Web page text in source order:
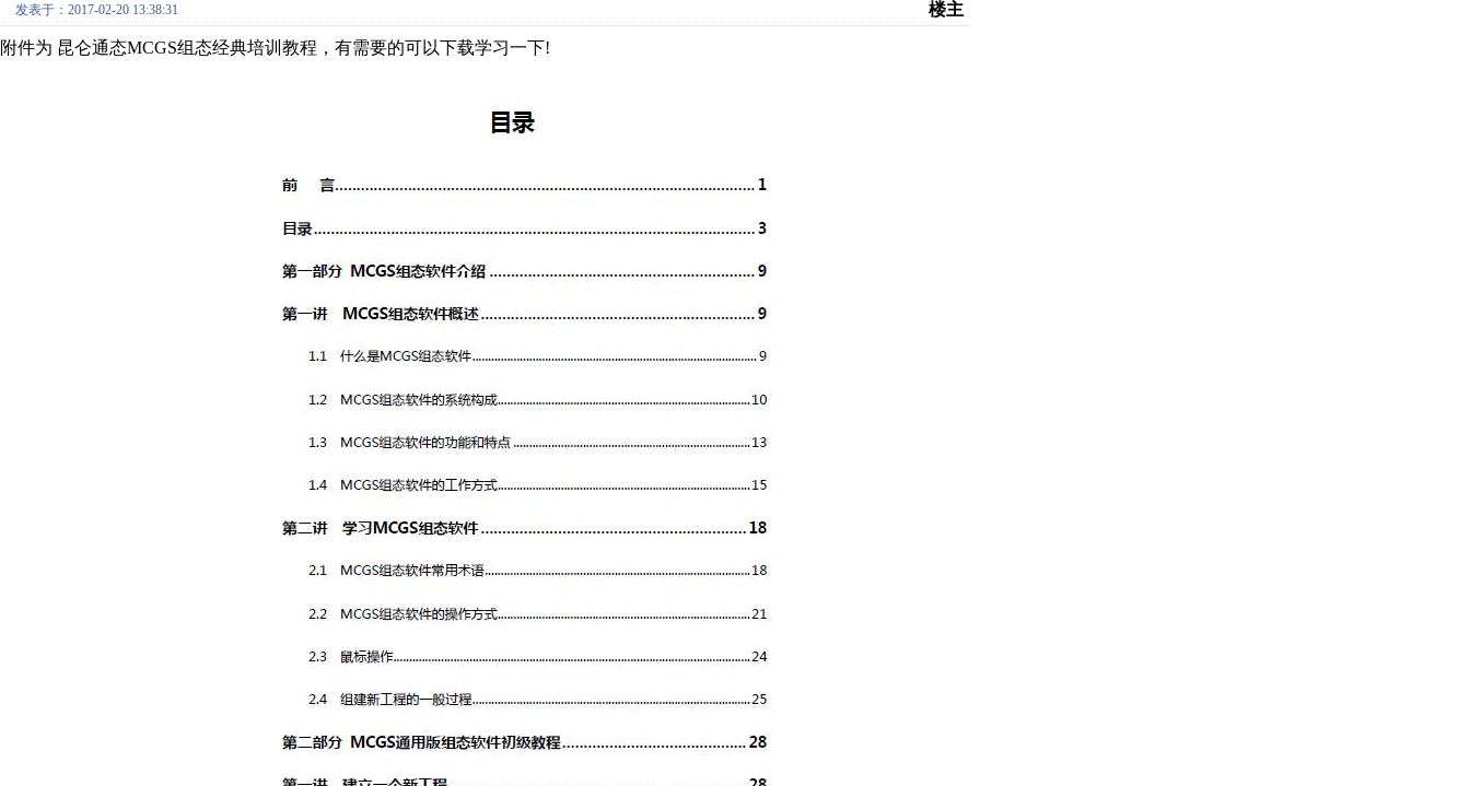
发表于：2017-02-20 13:38:31 楼主
附件为 昆仑通态MCGS组态经典培训教程，有需要的可以下载学习一下!